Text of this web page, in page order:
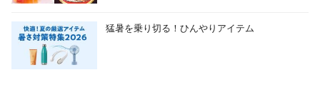
猛暑を乗り切る！ひんやりアイテム